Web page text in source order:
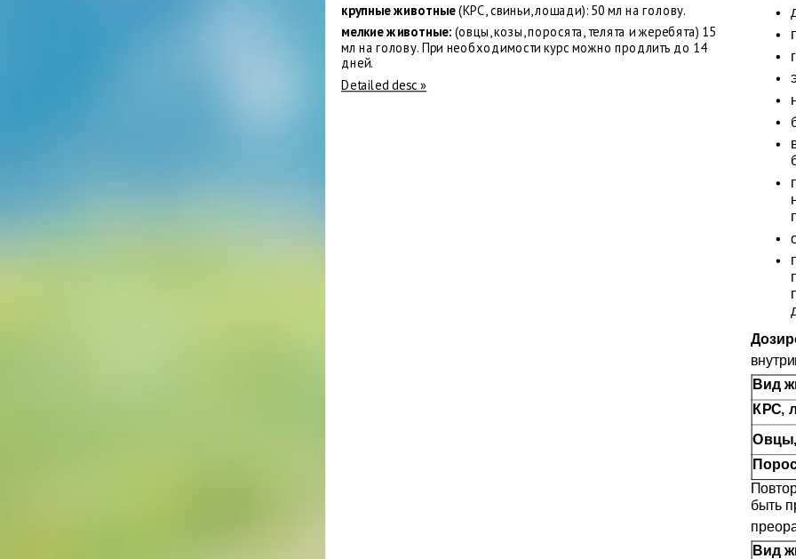
крупные животные(КРС, свиньи, лошади): 50 мл на голову.
мелкие животные: (овцы, козы, поросята, телята и жеребята) 15
мл на голову. При необходимости курс можно продлить до 14
дней.
Detailed desc »
Вид
КРС,
быть
Вид